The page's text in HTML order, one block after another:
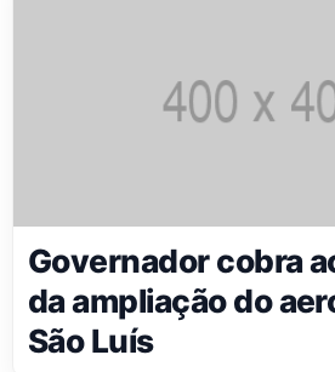
Governador cobra
da ampliação do
São Luís